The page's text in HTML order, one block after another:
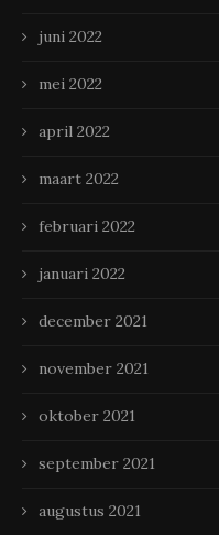
juni 2022
mei 2022
april 2022
maart 2022
februari 2022
januari 2022
december 2021
november 2021
oktober 2021
september 2021
augustus 2021